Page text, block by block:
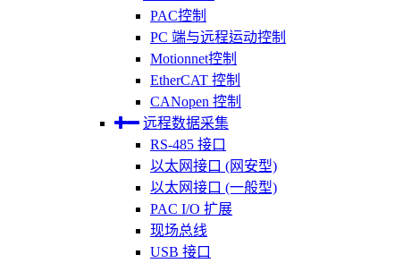
PAC控制
PC 端与远程运动控制
Motionnet控制
EtherCAT 控制
CANopen 控制
远程数据采集
RS-485 接口
以太网接口 (网安型)
以太网接口 (一般型)
PAC I/O 扩展
现场总线
USB 接口